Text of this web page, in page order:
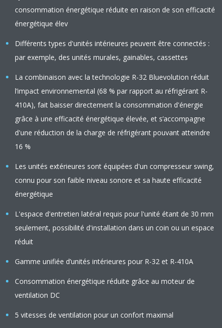
consommation énergétique réduite en raison de son efficacité
énergétique élev
Différents types d'unités intérieures peuvent être connectés :
par exemple, des unités murales, gainables, cassettes
La combinaison avec la technologie R-32 Bluevolution réduit
l’impact environnemental (68 % par rapport au réfrigérant R-
410A), fait baisser directement la consommation d'énergie
grâce à une efficacité énergétique élevée, et s’accompagne
d'une réduction de la charge de réfrigérant pouvant atteindre
16 %
Les unités extérieures sont équipées d'un compresseur swing,
connu pour son faible niveau sonore et sa haute efficacité
énergétique
L'espace d'entretien latéral requis pour l'unité étant de 30 mm
seulement, possibilité d'installation dans un coin ou un espace
réduit
Gamme unifiée d’unités intérieures pour R-32 et R-410A
Consommation énergétique réduite grâce au moteur de
ventilation DC
5 vitesses de ventilation pour un confort maximal